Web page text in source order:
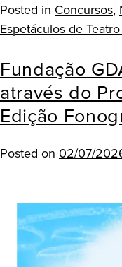
Posted in Concursos,
Espetáculos de
Fundação
através do
Edição
Posted on 02/07/